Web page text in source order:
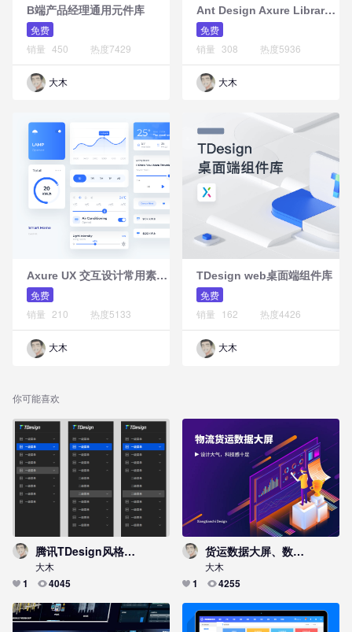
B端产品经理通用元件库
免费
销量 450 热度7429
大木
A
nt Design Axure Library元件库Web版
免费
销量 308 热度5936
大木
A
xure UX 交互设计常用素材元件库(界面模型、流程图素材、标注元素、手势图标等)
免费
销量 210 热度5133
大木
TDesign web桌面端组件库
免费
销量 162 热度4426
大木
你可能喜欢
腾讯TDesign风格二级菜单
大木
1 4045
货运数据大屏、数据看板，设计大气，科技感十足
大木
1 4255